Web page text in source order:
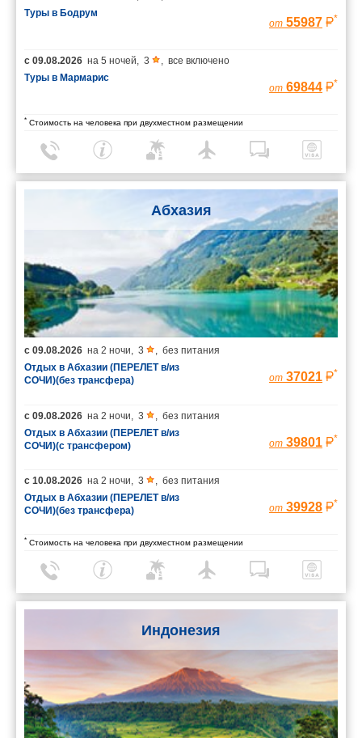
Туры в Бодрум
от 55987 *
с 09.08.2026 на 5 ночей, 3 , все включено
Туры в Мармарис
от 69844 *
* Стоимость на человека при двухместном размещении
Абхазия
с 09.08.2026 на 2 ночи, 3 , без питания
Отдых в Абхазии (ПЕРЕЛЕТ в/из
СОЧИ)(без трансфера)
от 37021 *
с 09.08.2026 на 2 ночи, 3 , без питания
Отдых в Абхазии (ПЕРЕЛЕТ в/из
СОЧИ)(с трансфером)
от 39801 *
с 10.08.2026 на 2 ночи, 3 , без питания
Отдых в Абхазии (ПЕРЕЛЕТ в/из
СОЧИ)(без трансфера)
от 39928 *
* Стоимость на человека при двухместном размещении
Индонезия